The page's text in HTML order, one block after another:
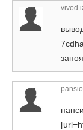
vivod